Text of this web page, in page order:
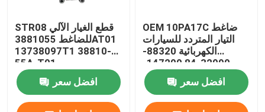
STR08 قطع الغيار الآلي
للضاغط 3881055AT01
13738097T1 38810-
55A-T01
افضل سعر
OEM 10PA17C ضاغط
التيار المتردد للسيارات
الكهربائية 88320-
4500
افضل سعر